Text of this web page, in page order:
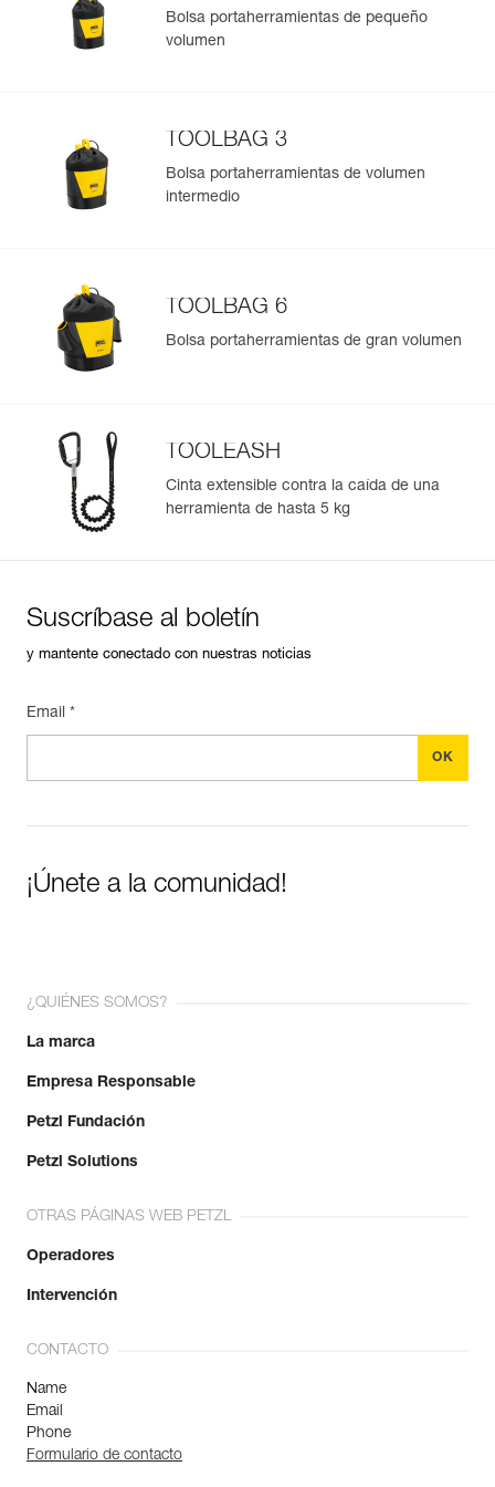
Gestión y control simplificados de tus EPI
Importe y exporte de forma sencilla los datos de sus EPI.
Consulte el historial de un producto desde su fecha de
fabricación.
Bolsa portaherramientas de pequeño
volumen
TOOLBAG 3
Bolsa portaherramientas de volumen
intermedio
TOOLBAG 6
Bolsa portaherramientas de gran volumen
TOOLEASH
Cinta extensible contra la caída de una
herramienta de hasta 5 kg
Suscríbase al boletín
y mantente conectado con nuestras noticias
Email *
¡Únete a la comunidad!
¿QUIÉNES SOMOS?
La marca
Empresa Responsable
Petzl Fundación
Petzl Solutions
OTRAS PÁGINAS WEB PETZL
Operadores
Intervención
CONTACTO
Name
Email
Phone
Formulario de contacto